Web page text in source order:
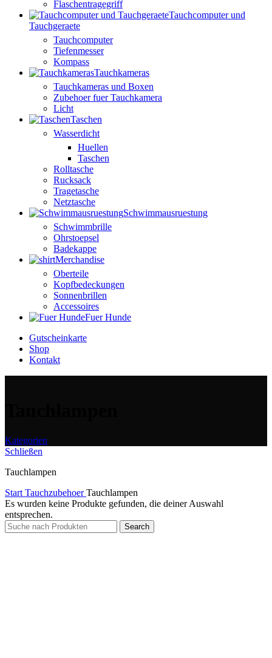
Flaschentragegriff
Tauchcomputer und
Tauchgeraete
Tauchcomputer
Tiefenmesser
Kompass
Tauchkameras
Tauchkameras und Boxen
Zubehoer fuer Tauchkamera
Licht
Taschen
Wasserdicht
Huellen
Taschen
Rolltasche
Rucksack
Tragetasche
Netztasche
Schwimmausruestung
Schwimmbrille
Ohrstoepsel
Badekappe
Merchandise
Oberteile
Kopfbedeckungen
Sonnenbrillen
Accessoires
Fuer Hunde
Gutscheinkarte
Shop
Kontakt
Kategorien
Schließen
Tauchlampen
Start TauchzubehoerTauchlampen
Es wurden keine Produkte gefunden, die deiner Auswahl
entsprechen.
Search